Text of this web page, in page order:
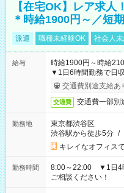
【在宅OK】レア求人
＊時給1900円～／短
派遣 職種未経験OK 社会人
給与
時給1900円～時給
▼1日6時間勤務で日
交通費別途支給あ
交通費 交通費一部
勤務地
東京都渋谷区
渋谷駅から徒歩5分 /
キレイなオフィス
勤務時間
8:00～22:00 ▼1日4
ご相談ください！